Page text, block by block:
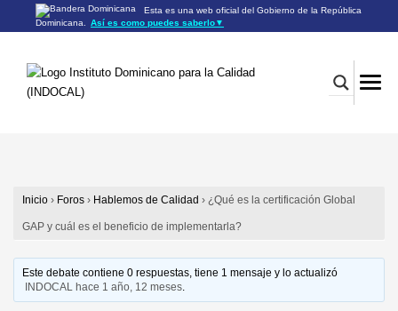
Esta es una web oficial del Gobierno de la República
Dominicana.
Así es como puedes saberlo▼
Los sitios web oficiales utilizan .gob.do o .gov.do
Los sitios web oficiales .gob.do o .gov.do seguros utilizan
HTTPS
Inicio › Foros › Hablemos de Calidad › ¿Qué es la certificación Global
GAP y cuál es el beneficio de implementarla?
Este debate contiene 0 respuestas, tiene 1 mensaje y lo actualizó
INDOCAL hace 1 año, 12 meses.